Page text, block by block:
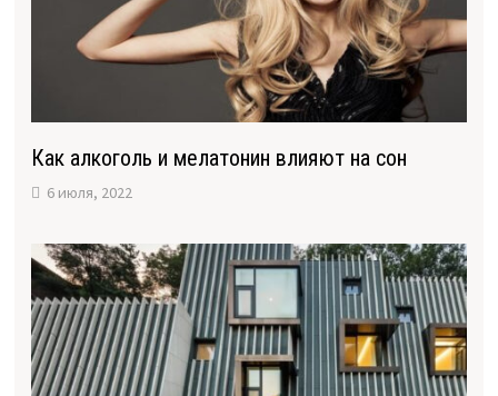
Как алкоголь и мелатонин влияют на сон
6 июля, 2022